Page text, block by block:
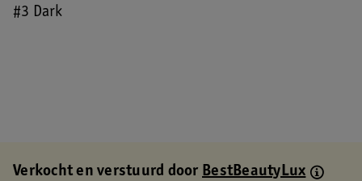
#3 Dark
Verkocht en verstuurd doorBestBeautyLux